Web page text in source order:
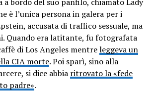
è l’unica persona in galera per i
accusata di traffico sessuale, ma
Quando era latitante, fu fotografata
di Los Angeles mentreleggeva un
CIA morte. Poi sparì, sino alla
si dice abbia ritrovato la «fede
padre».